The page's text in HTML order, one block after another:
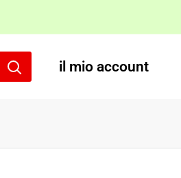
il mio account